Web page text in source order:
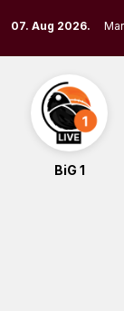
to
content
07. Aug 2026.
BiG 1